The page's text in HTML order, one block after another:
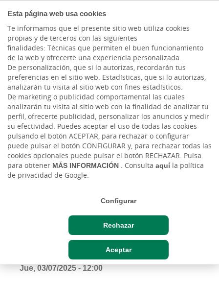
Esta página web usa cookies
Te informamos que el presente sitio web utiliza cookies
propias y de terceros con las siguientes
finalidades: Técnicas que permiten el buen funcionamiento
de la web y ofrecerte una experiencia personalizada.
De personalización, que si lo autorizas, recordarán tus
preferencias en el sitio web. Estadísticas, que si lo autorizas,
analizarán tu visita al sitio web con fines estadísticos.
De marketing o publicidad comportamental las cuales
analizarán tu visita al sitio web con la finalidad de analizar tu
perfil, ofrecerte publicidad, personalizar los anuncios y medir
su efectividad. Puedes aceptar el uso de todas las cookies
pulsando el botón ACEPTAR, para rechazar o configurar
puede pulsar el botón CONFIGURAR y, para rechazar todas las
cookies opcionales puede pulsar el botón RECHAZAR. Pulsa
para obtener MÁS INFORMACIÓN . Consulta aquíla política
de privacidad de Google.
Configurar
Rechazar
Aceptar
Actualidad
Cajasiete y la Unión de
Asociaciones Vecinales
de Canarias 8 Islas
(U.AVC) firman un
convenio de
colaboración para
apoyar al movimiento
vecinal en todo el
archipiélago
Jue, 03/07/2025 - 12:00